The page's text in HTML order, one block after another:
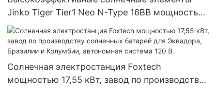
Jinko Tiger Tier1 Neo N-Type 16BB мощностью
590 Вт, 620 Вт, 630 Вт, 650 Вт, двусторонние
модули с двумя батареями.
Солнечная электростанция Foxtech
мощностью 17,55 кВт, завод по производству